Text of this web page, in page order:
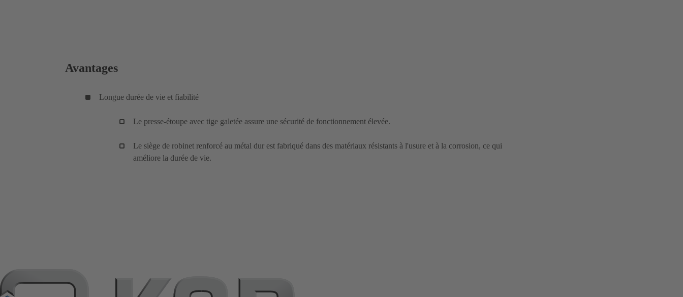
Avantages
Longue durée de vie et fiabilité
Le presse-étoupe avec tige galetée assure une sécurité de fonctionnement élevée.
Le siège de robinet renforcé au métal dur est fabriqué dans des matériaux résistants à l'usure et à la corrosion, ce qui
améliore la durée de vie.